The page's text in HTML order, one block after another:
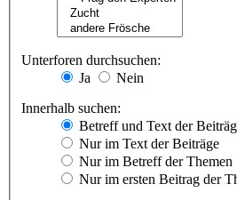
Unterforen durchsuchen:
Ja
Nein
Innerhalb suchen:
Betreff und Text der
Nur im Text der Beiträge
Nur im Betreff der Themen
Nur im ersten Beitrag der